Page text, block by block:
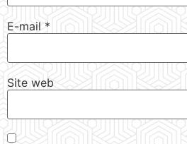
E-mail *
Site web